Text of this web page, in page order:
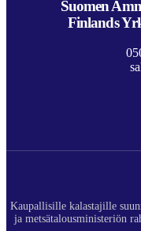
Suomen
Finlands
Kaupallisille kalastajille
ja metsätalousministeriön